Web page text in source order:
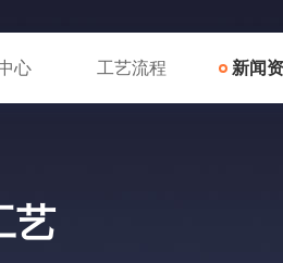
心 工艺流程 新闻
艺